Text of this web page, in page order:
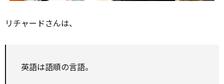
リチャードさんは、
英語は語順の言語。